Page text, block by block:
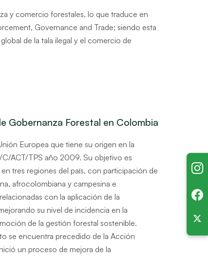
y comercio forestales, lo que traduce en
Governance and Trade; siendo esta
de la tala ilegal y el comercio de
Gobernanza Forestal en Colombia
Europea que tiene su origen en la
ACT/TPS año 2009. Su objetivo es
tres regiones del país, con participación de
afrocolombiana y campesina e
con la aplicación de la
su nivel de incidencia en la
de la gestión forestal sostenible.
se encuentra precedido de la Acción
un proceso de mejora de la